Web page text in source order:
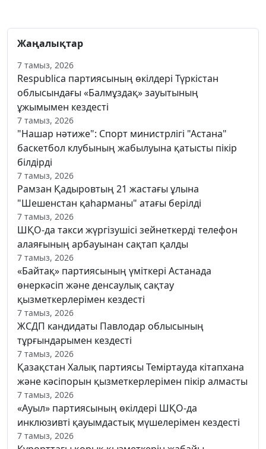
Жаңалықтар
7 тамыз, 2026
Respublica партиясының өкілдері Түркістан
облысындағы «Балмұздақ» зауытының
ұжымымен кездесті
7 тамыз, 2026
"Нашар нәтиже": Спорт министрлігі "Астана"
баскетбол клубының жабылуына қатысты пікір
білдірді
7 тамыз, 2026
Рамзан Қадыровтың 21 жастағы ұлына
"Шешенстан қаһарманы" атағы берілді
7 тамыз, 2026
ШҚО-да такси жүргізушісі зейнеткерді телефон
алаяғының арбауынан сақтап қалды
7 тамыз, 2026
«Байтақ» партиясының үміткері Астанада
өнеркәсіп және денсаулық сақтау
қызметкерлерімен кездесті
7 тамыз, 2026
ЖСДП кандидаты Павлодар облысының
тұрғындарымен кездесті
7 тамыз, 2026
Қазақстан Халық партиясы Теміртауда кітапхана
және кәсіпорын қызметкерлерімен пікір алмасты
7 тамыз, 2026
«Ауыл» партиясының өкілдері ШҚО-да
инклюзивті қауымдастық мүшелерімен кездесті
7 тамыз, 2026